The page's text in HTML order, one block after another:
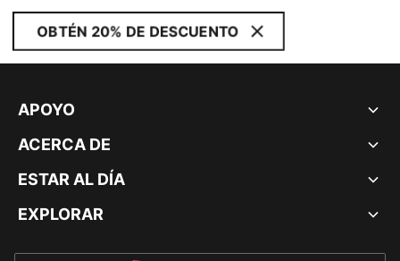
OBTÉN 20% DE DESCUENTO
APOYO
ACERCA DE
ESTAR AL DÍA
EXPLORAR